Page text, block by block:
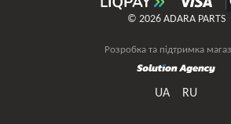
© 2026 ADARA PARTS
Розробка та підтримка
UA RU